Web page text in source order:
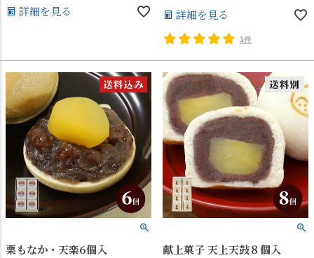
詳細を見る 詳細を見る
1件
栗もなか・天楽6個入
献上菓子 天上天鼓８個入